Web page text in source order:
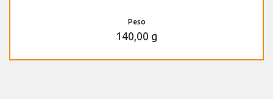
Peso
140,00 g